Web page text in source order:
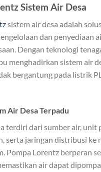
Sistem Air Desa
sistem air desa adalah
dan penyediaan
Dengan teknologi
menghadirkan sistem air
bergantung pada listrik
Air Desa Terpadu
terdiri dari sumber air, unit
serta jaringan distribusi ke
Pompa Lorentz berperan
air dapat